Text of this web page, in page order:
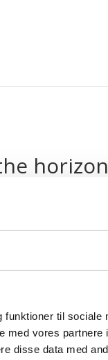
til sociale
vores partnere
disse data med
horizon